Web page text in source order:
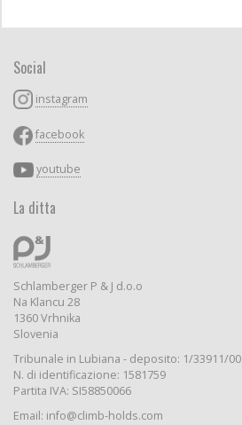
Social
instagram
facebook
youtube
La ditta
Schlamberger P & J d.o.o
Na Klancu 28
1360 Vrhnika
Slovenia
Tribunale in Lubiana - deposito: 1/33911/00
N. di identificazione: 1581759
Partita IVA: SI58850066
Email: info@climb-holds.com